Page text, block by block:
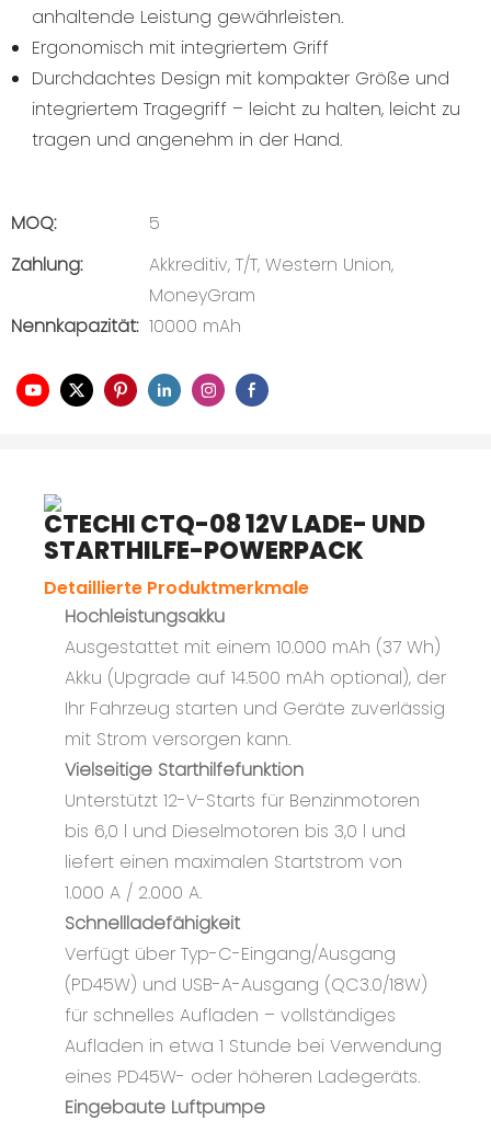
anhaltende Leistung gewährleisten.
Ergonomisch mit integriertem Griff
Durchdachtes Design mit kompakter Größe und
integriertem Tragegriff – leicht zu halten, leicht zu
tragen und angenehm in der Hand.
MOQ:
5
Zahlung:
Akkreditiv, T/T, Western Union,
MoneyGram
Nennkapazität: 10000 mAh
CTECHI CTQ-08 12V LADE- UND
STARTHILFE-POWERPACK
Detaillierte Produktmerkmale
Hochleistungsakku
Ausgestattet mit einem 10.000 mAh (37 Wh)
Akku (Upgrade auf 14.500 mAh optional), der
Ihr Fahrzeug starten und Geräte zuverlässig
mit Strom versorgen kann.
Vielseitige Starthilfefunktion
Unterstützt 12-V-Starts für Benzinmotoren
bis 6,0 l und Dieselmotoren bis 3,0 l und
liefert einen maximalen Startstrom von
1.000 A / 2.000 A.
Schnellladefähigkeit
Verfügt über Typ-C-Eingang/Ausgang
(PD45W) und USB-A-Ausgang (QC3.0/18W)
für schnelles Aufladen – vollständiges
Aufladen in etwa 1 Stunde bei Verwendung
eines PD45W- oder höheren Ladegeräts.
Eingebaute Luftpumpe